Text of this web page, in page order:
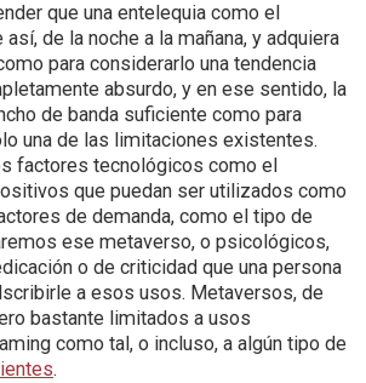
que una entelequia como el
de la noche a la mañana, y adquiera
para considerarlo una tendencia
absurdo, y en ese sentido, la
de banda suficiente como para
una de las limitaciones existentes.
factores tecnológicos como el
que puedan ser utilizados como
de demanda, como el tipo de
ese metaverso, o psicológicos,
o de criticidad que una persona
a esos usos. Metaversos, de
bastante limitados a usos
como tal, o incluso, a algún tipo de
.